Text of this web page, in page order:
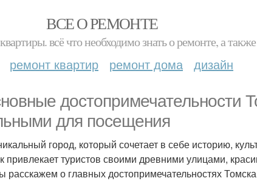
ВСЕ О РЕМОНТЕ
всё что необходимо знать о ремонте, а
ремонт квартир ремонт дома дизайн
достопримечательности
для посещения
город, который сочетает в себе историю,
привлекает туристов своими древними улицами,
расскажем о главных достопримечательностях